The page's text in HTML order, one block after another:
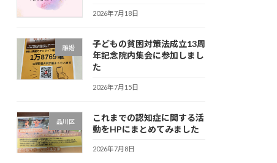
2026年7月18日
離婚
子どもの貧困対策法成立13周
年記念院内集会に参加しまし
た
2026年7月15日
品川区
これまでの認知症に関する活
動をHPにまとめてみました
2026年7月8日